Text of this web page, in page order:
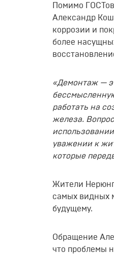
Помимо
Александр
коррозии и
более
«Демонтаж —
работать на
железа.
уважении к
которые
Жители
самых видных
будущему.
Обращение
что проблемы